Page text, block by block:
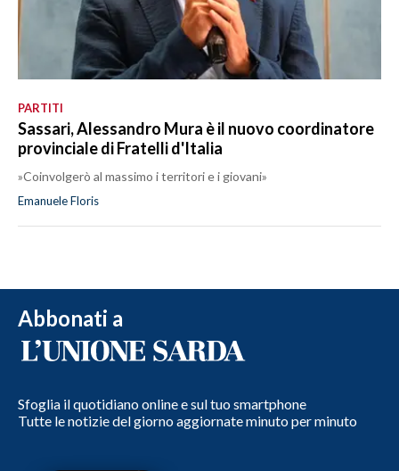
PARTITI
Sassari, Alessandro Mura è il nuovo coordinatore
provinciale di Fratelli d'Italia
»Coinvolgerò al massimo i territori e i giovani»
Emanuele Floris
Abbonati a
Sfoglia il quotidiano online e sul tuo smartphone
Tutte le notizie del giorno aggiornate minuto per minuto